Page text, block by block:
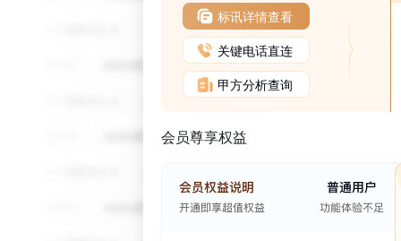
标讯详情查看
关键电话直连
甲方分析查询
会员尊享权益